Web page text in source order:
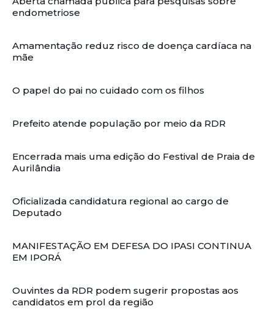
endometriose
Amamentação reduz risco de doença cardíaca na
mãe
O papel do pai no cuidado com os filhos
Prefeito atende população por meio da RDR
Encerrada mais uma edição do Festival de Praia de
Aurilândia
Oficializada candidatura regional ao cargo de
Deputado
MANIFESTAÇÃO EM DEFESA DO IPASI CONTINUA
EM IPORÁ
Ouvintes da RDR podem sugerir propostas aos
candidatos em prol da região